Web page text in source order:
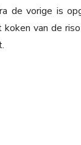
de vorige is
van de